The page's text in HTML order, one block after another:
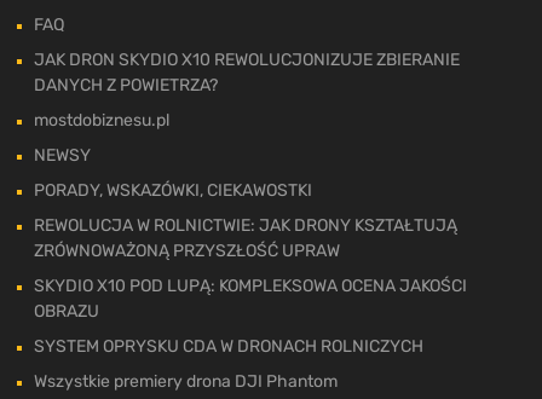
FAQ
JAK DRON SKYDIO X10 REWOLUCJONIZUJE ZBIERANIE
DANYCH Z POWIETRZA?
mostdobiznesu.pl
NEWSY
PORADY, WSKAZÓWKI, CIEKAWOSTKI
REWOLUCJA W ROLNICTWIE: JAK DRONY KSZTAŁTUJĄ
ZRÓWNOWAŻONĄ PRZYSZŁOŚĆ UPRAW
SKYDIO X10 POD LUPĄ: KOMPLEKSOWA OCENA JAKOŚCI
OBRAZU
SYSTEM OPRYSKU CDA W DRONACH ROLNICZYCH
Wszystkie premiery drona DJI Phantom